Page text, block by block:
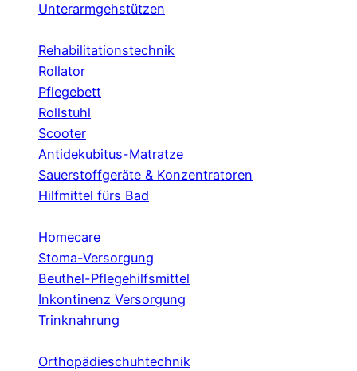
Unterarmgehstützen
Rehabilitationstechnik
Rollator
Pflegebett
Rollstuhl
Scooter
Antidekubitus-Matratze
Sauerstoffgeräte & Konzentratoren
Hilfmittel fürs Bad
Homecare
Stoma-Versorgung
Beuthel-Pflegehilfsmittel
Inkontinenz Versorgung
Trinknahrung
Orthopädieschuhtechnik